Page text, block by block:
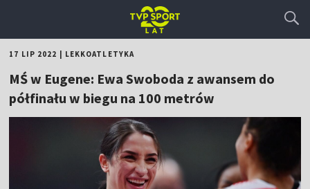
17 LIP 2022 LEKKOATLETYKA
MŚ w Eugene: Ewa Swoboda z awansem do
półfinału w biegu na 100 metrów